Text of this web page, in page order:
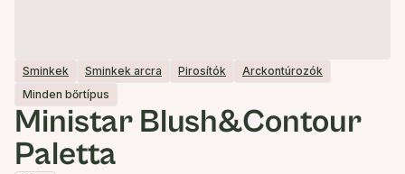
Sminkek Sminkek arcra Pirosítók
Arckontúrozók
Minden bőrtípus
Ministar Blush&Contour
Paletta